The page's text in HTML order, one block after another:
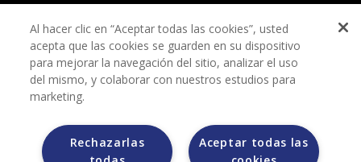
Términos y condiciones
Grupo Bimbo no solicita ningún tipo de pago durante el
Al hacer clic en “Aceptar todas las cookies”, usted
acepta que las cookies se guarden en su dispositivo
para mejorar la navegación del sitio, analizar el uso
del mismo, y colaborar con nuestros estudios para
marketing.
Aceptar todas las
Rechazarlas